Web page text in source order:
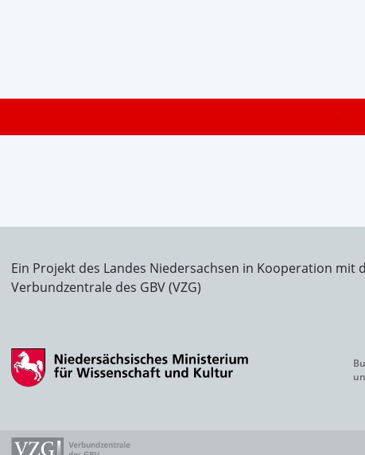
-
Ein Projekt des Landes Niedersachsen in Kooperation mit
Verbundzentrale des GBV (VZG)